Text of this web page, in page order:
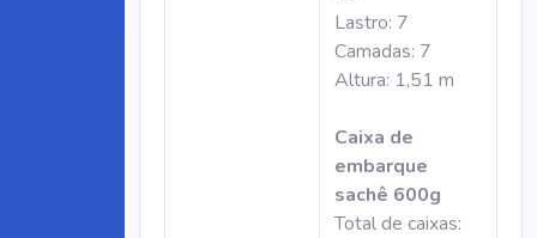
Lastro: 7
Camadas: 7
Altura: 1,51 m
Caixa de
embarque
sachê 600g
Total de caixas: